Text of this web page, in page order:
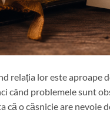
relația lor este aproape
când problemele sunt
că o căsnicie are nevoie